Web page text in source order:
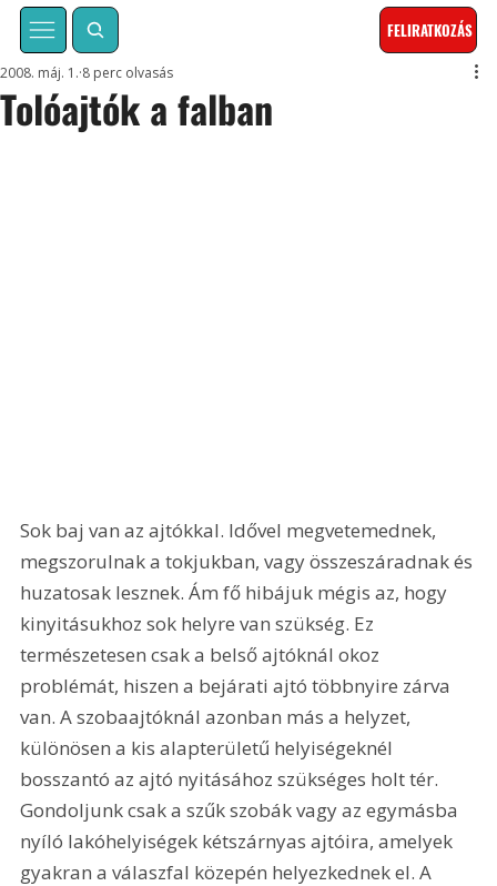
FELIRATKOZÁS
Tolóajtók a falban
2008. máj. 1. 8 perc olvasás
Sok baj van az ajtókkal. Idővel megvetemednek,
megszorulnak a tokjukban, vagy összeszáradnak és
huzatosak lesznek. Ám fő hibájuk mégis az, hogy
kinyitásukhoz sok helyre van szükség. Ez
természetesen csak a belső ajtóknál okoz
problémát, hiszen a bejárati ajtó többnyire zárva
van. A szobaajtóknál azonban más a helyzet,
különösen a kis alapterületű helyiségeknél
bosszantó az ajtó nyitásához szükséges holt tér.
Gondoljunk csak a szűk szobák vagy az egymásba
nyíló lakóhelyiségek kétszárnyas ajtóira, amelyek
gyakran a válaszfal közepén helyezkednek el. A